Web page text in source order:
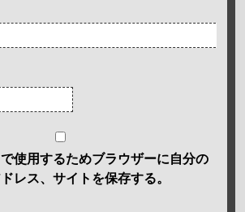
使用するためブラウザーに自分の
レス、サイトを保存する。